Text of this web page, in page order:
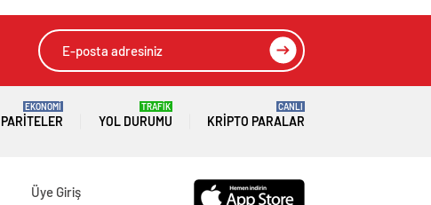
PARITELER
EKONOMİ
YOL DURUMU
TRAFİK
KRIPTO PARALAR
CANLI
Üye Giriş